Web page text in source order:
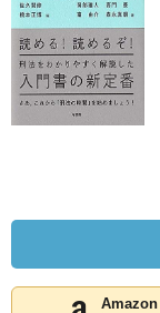
Amazon